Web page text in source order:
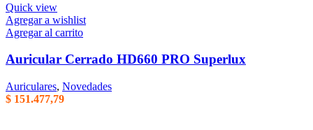
Quick view
Agregar a wishlist
Agregar al carrito
Auricular Cerrado HD660 PRO Superlux
Auriculares, Novedades
$ 151.477,79